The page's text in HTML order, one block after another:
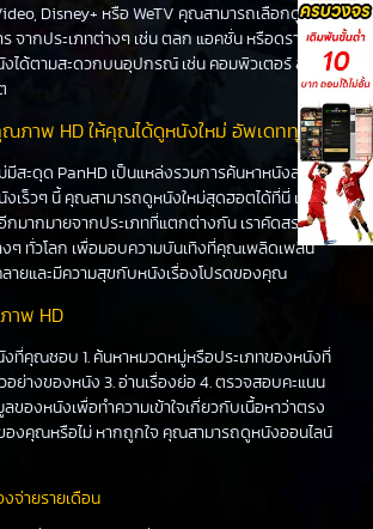
Disney+ หรือ WeTV คุณสามารถเลือกดูหนัง
จากประเภทต่างๆ เช่น ตลก แอคชั่น หรือดราม่า
ได้ตามสะดวกบนอุปกรณ์ เช่น คอมพิวเตอร์ สมา
ภาพ HD ให้คุณได้ดูหนังใหม่ อัพเดททุกวัน
มีสะดุด PanHD เป็นแหล่งรวมการค้นหาหนังล่าสุด
นังเร็วๆ นี้ คุณสามารถดูหนังใหม่สุดฮอตได้ที่นี่ เช่น
กมากมายจากประเภทที่แตกต่างกัน เราคัดสรร
ๆ ทั่วโลก เพื่อมอบความบันเทิงที่คุณเพลิดเพลิน
ายและมีความสุขกับหนังเรื่องโปรดของคุณ
าพ HD
งที่คุณชอบ 1. ค้นหาหมวดหมู่หรือประเภทของหนังที่
ย่างของหนัง 3. อ่านเรื่องย่อ 4. ตรวจสอบคะแนน
ของหนังเพื่อทำความเข้าใจเกี่ยวกับเนื้อหาว่าตรง
องคุณหรือไม่ หากถูกใจ คุณสามารถดูหนังออนไลน์
จ่ายรายเดือน